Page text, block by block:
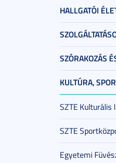
HALLGATÓI
SZÓRAKOZÁS
KULTÚRA,
SZTE Kulturális
SZTE
Egyetemi